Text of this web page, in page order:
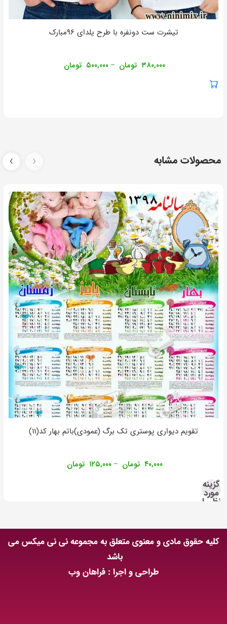
تیشرت ست دونفره با طرح یلدای ۹۶مبارک
۳۸۰,۰۰۰ تومان – ۵۰۰,۰۰۰ تومان
محصولات مشابه
تقویم دیواری پوستری تک برگ (عمودی)باتم بهار کد(۱۱)
۴۰,۰۰۰ تومان – ۱۲۵,۰۰۰ تومان
گزینه
مورد
نظر را
‹
›
کلیه حقوق مادی و معنوی متعلق به مجموعه نی نی میکس می
باشد
طراحی و اجرا : فراهان وب